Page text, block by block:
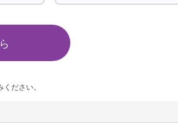
ださい。